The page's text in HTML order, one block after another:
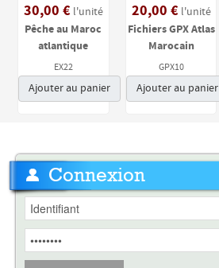
30,00 € l'unité
Pêche au Maroc
atlantique
EX22
Ajouter au panier
20,00 € l'unité
Fichiers GPX Atlas
Marocain
GPX10
Ajouter au panier
Connexion